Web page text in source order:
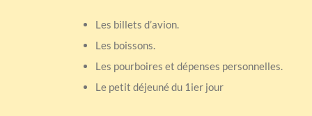
Les billets d’avion.
Les boissons.
Les pourboires et dépenses personnelles.
Le petit déjeuné du 1ier jour